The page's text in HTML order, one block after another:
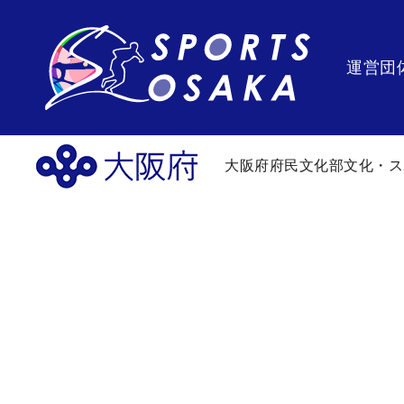
運営団
大阪府府民文化部文化・